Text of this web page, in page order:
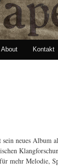
About Kontakt
neues Album
mehr Melodie,